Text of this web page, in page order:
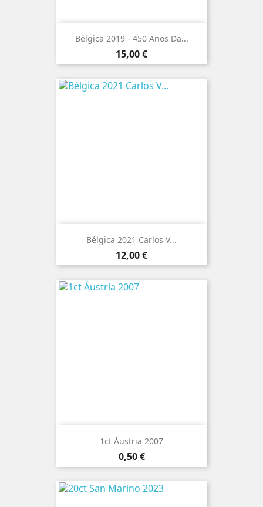
Bélgica 2019 - 450 Anos Da...
Preço
15,00 €
Bélgica 2021 Carlos V...
Preço
12,00 €
1ct Áustria 2007
Preço
0,50 €